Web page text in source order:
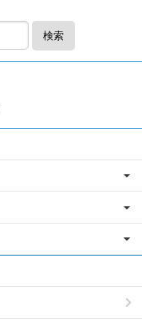
検索